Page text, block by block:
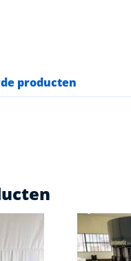
producten